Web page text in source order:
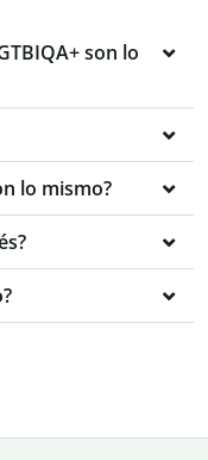
son lo
lo mismo?